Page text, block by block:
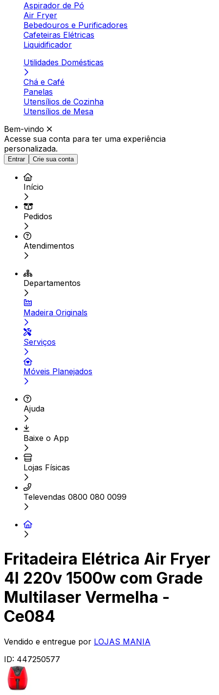
Aspirador de Pó
Air Fryer
Bebedouros e Purificadores
Cafeteiras Elétricas
Liquidificador
Utilidades Domésticas
Chá e Café
Panelas
Utensílios de Cozinha
Utensílios de Mesa
Bem-vindo
Acesse sua conta para ter uma experiência
personalizada.
Entrar Crie sua conta
Início
Pedidos
Atendimentos
Departamentos
Madeira Originals
Serviços
Móveis Planejados
Ajuda
Baixe o App
Lojas Físicas
Televendas 0800 080 0099
Fritadeira Elétrica Air Fryer
4l 220v 1500w com Grade
Multilaser Vermelha -
Ce084
Vendido e entregue por LOJAS MANIA
ID: 447250577